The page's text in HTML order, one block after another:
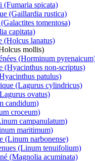
(Fumaria spicata)
(Gaillardia rustica)
tomentosa)
capitata)
(Holcus lanatus)
mollis)
(Horminum
(Hyacinthus non-scriptus)
patulus)
(Lagurus cylindricus)
ovatus)
candidum)
croceum)
campanulatum)
maritimum)
(Linum narbonense)
(Linum tenuifolium)
(Magnolia acuminata)